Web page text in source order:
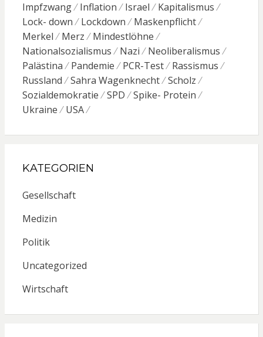
Impfzwang
Inflation Israel
Kapitalismus
Lock- down
Lockdown
Maskenpflicht
Merkel
Merz
Mindestlöhne
Nationalsozialismus
Nazi
Neoliberalismus
Palästina
Pandemie PCR-Test
Rassismus
Russland
Sahra Wagenknecht
Scholz
Sozialdemokratie
SPD
Spike- Protein
Ukraine
USA
KATEGORIEN
Gesellschaft
Medizin
Politik
Uncategorized
Wirtschaft